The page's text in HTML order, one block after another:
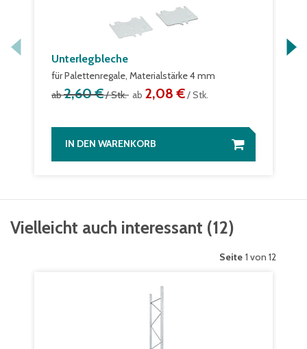
Unterlegbleche
für Palettenregale, Materialstärke 4 mm
ab2,60 €/ Stk. ab 2,08 €/ Stk.
IN DEN WARENKORB
Vielleicht auch interessant (12)
Seite 1 von 12